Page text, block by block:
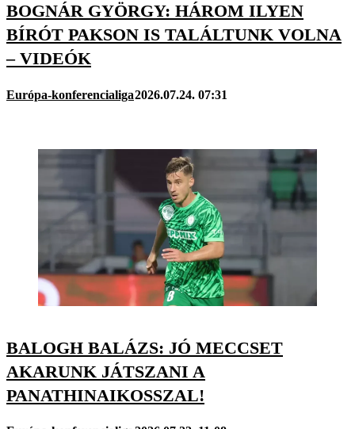
BOGNÁR GYÖRGY: HÁROM ILYEN
BÍRÓT PAKSON IS TALÁLTUNK VOLNA
– VIDEÓK
Európa-konferencialiga2026.07.24. 07:31
BALOGH BALÁZS: JÓ MECCSET
AKARUNK JÁTSZANI A
PANATHINAIKOSSZAL!